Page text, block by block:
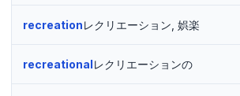
recreationレクリエーション, 娯楽
recreationalレクリエーションの